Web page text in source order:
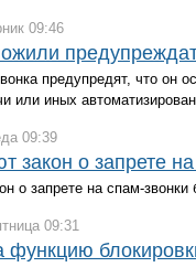
09:46
предупредят, что он
или иных
09:39
закон о запрете
о запрете на спам-звонки
09:31
функцию